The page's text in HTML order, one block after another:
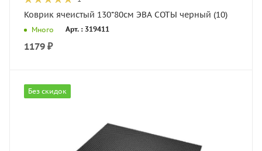
Коврик ячеистый 130*80см ЭВА СОТЫ черный (10)
Много Арт. : 319411
1179 ₽
Без скидок